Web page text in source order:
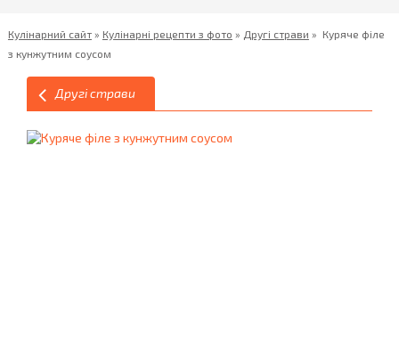
Кулінарний сайт» Кулінарні рецепти з фото » Другі страви » Куряче філе
з кунжутним соусом
Другі страви